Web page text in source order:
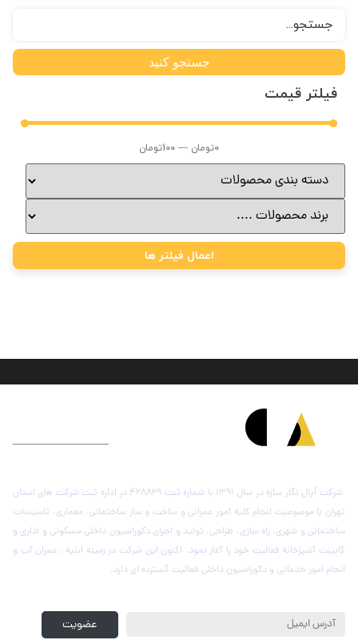
جستجو کنید
فیلتر قیمت
0تومان —
100تومان
اعمال فیلتر ها
شرکت اُپال نگار سازه در سال 1391 با شماره ثبت 428829 در اداره ثبت شرکت های استان
تهران با موضوعیت انجام کلیه امور عمرانی و ساخت و ساز ساختمانی، معماری، تاسیسات
ساختمانی و شهری، راه سازی، طراحی، تولید و اجرای دکوراسیون داخلی مسکونی و اداری و
کابینت آشپزخانه فعالیت خود را آغاز نمود. اکنون این شرکت در زمینه ابنیه ، عمران آب و
انجام امور خدماتی و دکوراسیون داخلی فعالیت گسترده ای دارد.
عضویت